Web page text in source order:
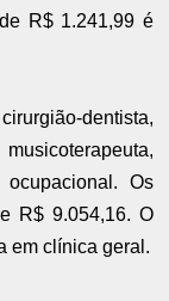
R$ 1.241,99 é
dentista,
ocupacional. Os
R$ 9.054,16. O
em clínica geral.